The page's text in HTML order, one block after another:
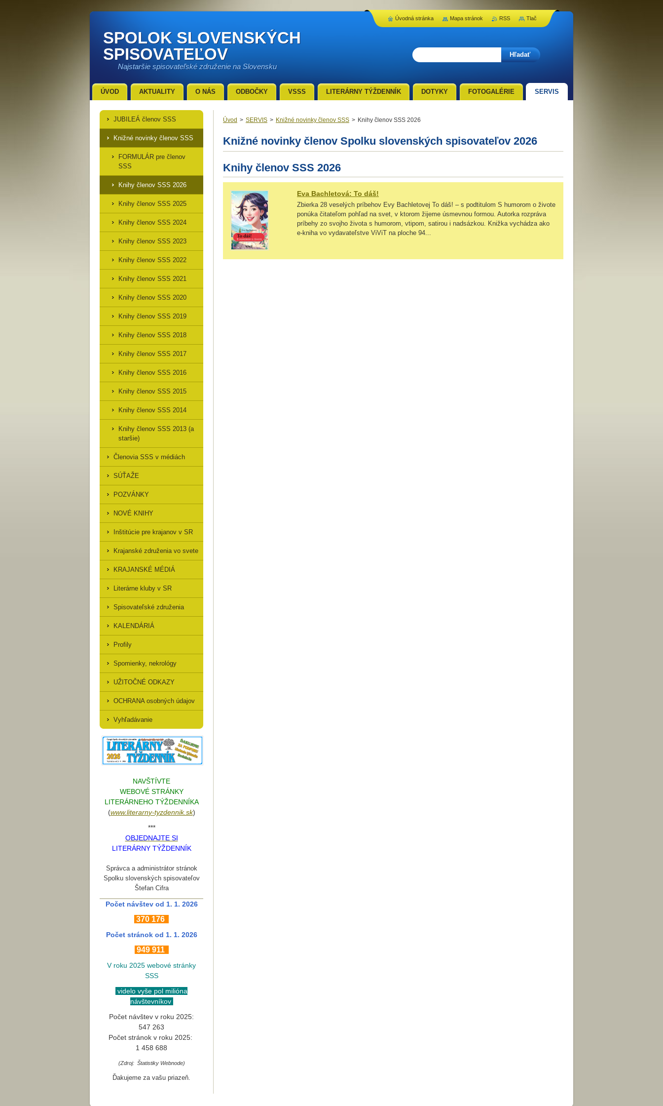
SPOLOK SLOVENSKÝCH
SPISOVATEĽOV
Najstaršie spisovateľské združenie na Slovensku
Úvod > SERVIS > Knižné novinky členov SSS > Knihy členov SSS 2026
Knižné novinky členov Spolku slovenských spisovateľov 2026
Knihy členov SSS 2026
Eva Bachletová: To dáš!
Zbierka 28 veselých príbehov Evy Bachletovej To dáš! – s podtitulom S humorom o živote
ponúka čitateľom pohľad na svet, v ktorom žijeme úsmevnou formou. Autorka rozpráva
príbehy zo svojho života s humorom, vtipom, satirou i nadsázkou. Knižka vychádza ako
e-kniha vo vydavateľstve ViViT na ploche 94...
JUBILEÁ členov SSS
Knižné novinky členov SSS
FORMULÁR pre členov
SSS
Knihy členov SSS 2026
Knihy členov SSS 2025
Knihy členov SSS 2024
Knihy členov SSS 2023
Knihy členov SSS 2022
Knihy členov SSS 2021
Knihy členov SSS 2020
Knihy členov SSS 2019
Knihy členov SSS 2018
Knihy členov SSS 2017
Knihy členov SSS 2016
Knihy členov SSS 2015
Knihy členov SSS 2014
Knihy členov SSS 2013 (a
staršie)
Členovia SSS v médiách
SÚŤAŽE
POZVÁNKY
NOVÉ KNIHY
Inštitúcie pre krajanov v SR
Krajanské združenia vo svete
KRAJANSKÉ MÉDIÁ
Literárne kluby v SR
Spisovateľské združenia
KALENDÁRIÁ
Profily
Spomienky, nekrológy
UŽITOČNÉ ODKAZY
OCHRANA osobných údajov
Vyhľadávanie
NAVŠTÍVTE
WEBOVÉ STRÁNKY
LITERÁRNEHO TÝŽDENNÍKA
(www.literarny-tyzdennik.sk)
***
OBJEDNAJTE SI
LITERÁRNY TÝŽDENNÍK
Správca a administrátor stránok
Spolku slovenských spisovateľov
Štefan Cifra
Počet návštev od 1. 1. 2026
370 176
Počet stránok od 1. 1. 2026
949 911
V roku 2025 webové stránky
SSS
videlo vyše pol milióna
návštevníkov
Počet návštev v roku 2025:
547 263
Počet stránok v roku 2025:
1 458 688
(Zdroj: Štatistiky Webnode)
Ďakujeme za vašu priazeň.
ÚVOD AKTUALITY O NÁS ODBOČKY VSSS LITERÁRNY TÝŽDENNÍK DOTYKY FOTOGALÉRIE SERVIS
Úvodná stránka Mapa stránok RSS Tlač